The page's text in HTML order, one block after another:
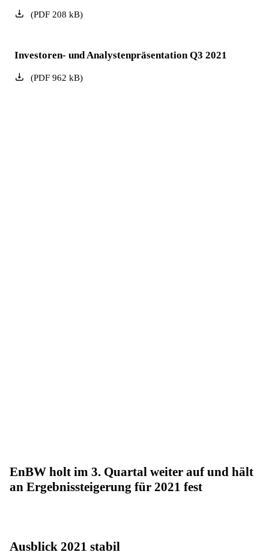
(PDF208 kB)
Investoren- und Analystenpräsentation Q3 2021
(PDF962 kB)
EnBW holt im 3. Quartal weiter auf und hält
an Ergebnissteigerung für 2021 fest
Ausblick 2021 stabil